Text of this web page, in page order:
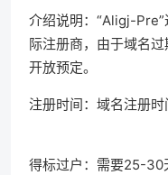
介绍说明：“Aligj-
际注册商，由于域名
开放预定。
注册时间：域名注册
得标过户：需要25-30